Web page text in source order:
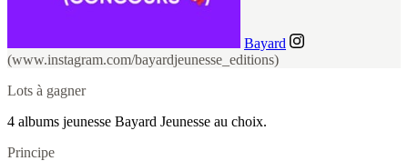
Bayard
(www.instagram.com/bayardjeunesse_editions)
Lots à gagner
4 albums jeunesse Bayard Jeunesse au choix.
Principe